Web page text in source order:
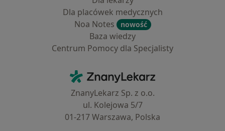
Dla placówek medycznych
Noa Notes
nowość
Baza wiedzy
Centrum Pomocy dla Specjalisty
ZnanyLekarz - Strona główna
ZnanyLekarz Sp. z o.o.
ul. Kolejowa 5/7
01-217 Warszawa, Polska